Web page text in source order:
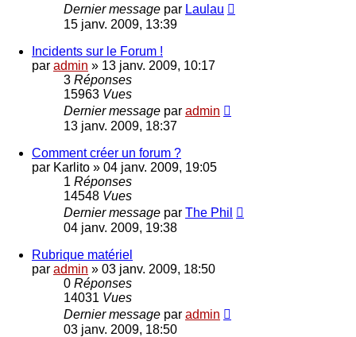
Dernier message par Laulau
15 janv. 2009, 13:39
Incidents sur le Forum !
par admin » 13 janv. 2009, 10:17
3 Réponses
15963 Vues
Dernier message par admin
13 janv. 2009, 18:37
Comment créer un forum ?
par Karlito » 04 janv. 2009, 19:05
1 Réponses
14548 Vues
Dernier message par The Phil
04 janv. 2009, 19:38
Rubrique matériel
par admin » 03 janv. 2009, 18:50
0 Réponses
14031 Vues
Dernier message par admin
03 janv. 2009, 18:50